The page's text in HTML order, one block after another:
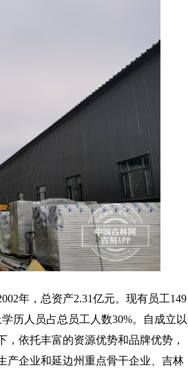
年，总资产2.31亿元。现有员工149
历人员占总员工人数30%。自成立以
依托丰富的资源优势和品牌优势，
产企业和延边州重点骨干企业、吉林